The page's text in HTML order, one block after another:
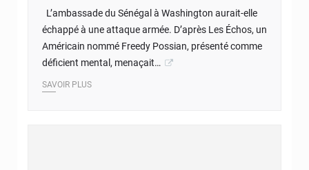
L’ambassade du Sénégal à Washington aurait-elle
échappé à une attaque armée. D’après Les Échos, un
Américain nommé Freedy Possian, présenté comme
déficient mental, menaçait…
SAVOIR PLUS